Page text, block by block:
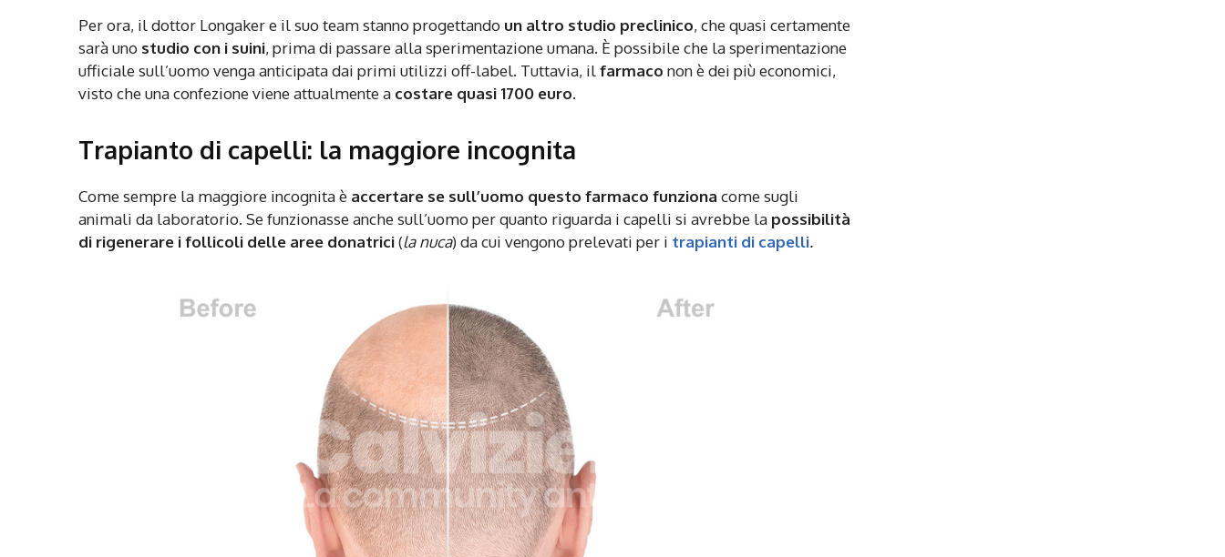
Per ora, il dottor Longaker e il suo team stanno progettando un altro studio preclinico, che quasi certamente
sarà uno studio con i suini, prima di passare alla sperimentazione umana. È possibile che la sperimentazione
ufficiale sull’uomo venga anticipata dai primi utilizzi off-label. Tuttavia, ilfarmaco non è dei più economici,
visto che una confezione viene attualmente a costare quasi 1700 euro.
Trapianto di capelli: la maggiore incognita
Come sempre la maggiore incognita è accertare se sull’uomo questo farmaco funziona come sugli
animali da laboratorio. Se funzionasse anche sull’uomo per quanto riguarda i capelli si avrebbe la possibilità
di rigenerare i follicoli delle aree donatrici(la nuca) da cui vengono prelevati per i trapianti di capelli.